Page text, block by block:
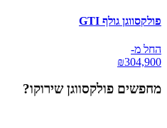
פולקסווגן גולף GTI
החל מ-
₪304,900
מחפשים פולקסווגן שירוקו?